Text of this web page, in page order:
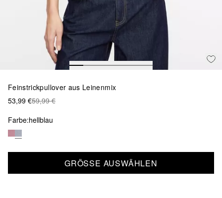
Feinstrickpullover aus Leinenmix
53,99 €59,99 €
Farbe:hellblau
GRÖSSE AUSWÄHLEN